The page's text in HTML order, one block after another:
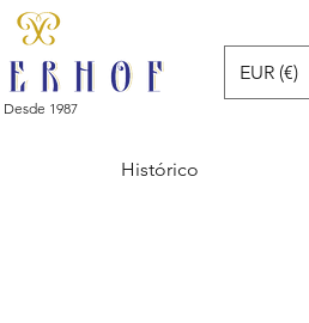
EUR (€)
Desde 1987
Histórico